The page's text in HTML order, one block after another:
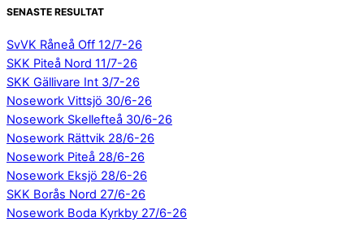
SENASTE RESULTAT
SvVK Råneå Off 12/7-26
SKK Piteå Nord 11/7-26
SKK Gällivare Int 3/7-26
Nosework Vittsjö 30/6-26
Nosework Skellefteå 30/6-26
Nosework Rättvik 28/6-26
Nosework Piteå 28/6-26
Nosework Eksjö 28/6-26
SKK Borås Nord 27/6-26
Nosework Boda Kyrkby 27/6-26